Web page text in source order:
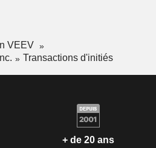
VEEV
Transactions d'initiés
+ de 20 ans